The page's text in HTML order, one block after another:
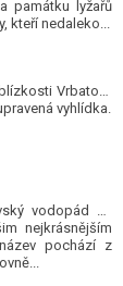
památku lyžařů
kteří nedaleko...
Vrbatovy
vyhlídka.
vodopád na
nejkrásnějším
pochází z